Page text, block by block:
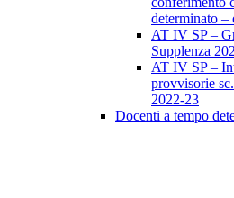
determinato –
AT IV SP –
Supplenza
AT IV SP –
provvisorie
2022-23
Docenti a tempo